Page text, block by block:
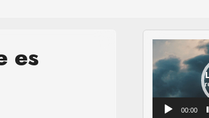
es
Reproductor
de
vídeo
00:00